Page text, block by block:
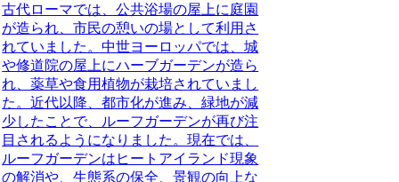
古代ローマでは、公共浴場の屋上に庭園
が造られ、市民の憩いの場として利用さ
れていました。中世ヨーロッパでは、城
や修道院の屋上にハーブガーデンが造ら
れ、薬草や食用植物が栽培されていまし
た。近代以降、都市化が進み、緑地が減
少したことで、ルーフガーデンが再び注
目されるようになりました。現在では、
ルーフガーデンはヒートアイランド現象
の解消や、生態系の保全、景観の向上な